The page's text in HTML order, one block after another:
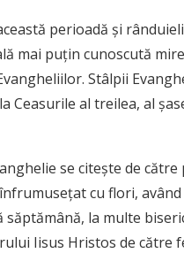
perioadă şi
mai puţin cunoscută
Stâlpii
Ceasurile al treilea, al
se citeşte de
cu flori,
săptămână, la multe
Iisus Hristos de către